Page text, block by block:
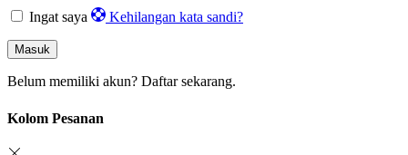
Ingat saya Kehilangan kata sandi?
Masuk
Belum memiliki akun? Daftar sekarang.
Kolom Pesanan